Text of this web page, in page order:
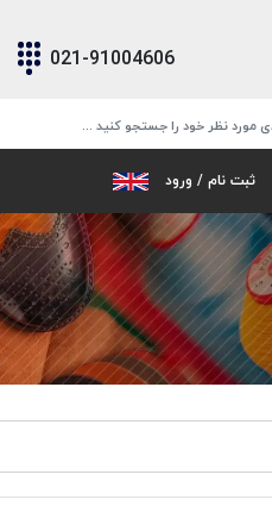
021-91004606
ثبت نام / ورود